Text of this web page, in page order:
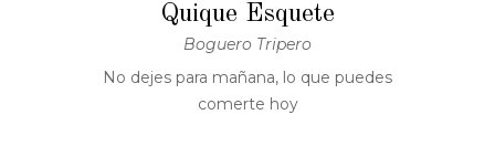
Quique Esquete
Boguero Tripero
No dejes para mañana, lo que puedes
comerte hoy